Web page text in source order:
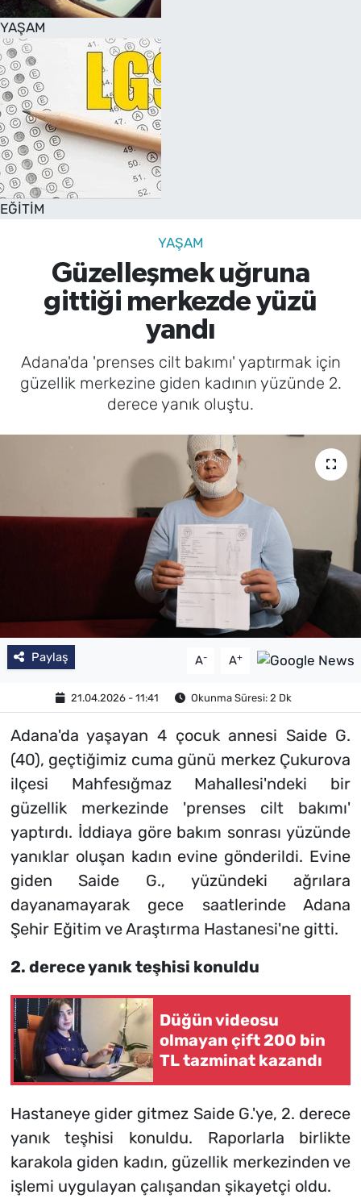
YAŞAM
EĞİTİM
YAŞAM
Güzelleşmek uğruna
gittiği merkezde yüzü
yandı
Adana'da 'prenses cilt bakımı' yaptırmak için
güzellik merkezine giden kadının yüzünde 2.
derece yanık oluştu.
Paylaş A- A+
21.04.2026 - 11:41 Okunma Süresi: 2 Dk
Adana'da yaşayan 4 çocuk annesi Saide G.
(40), geçtiğimiz cuma günü merkez Çukurova
ilçesi Mahfesığmaz Mahallesi'ndeki bir
güzellik merkezinde 'prenses cilt bakımı'
yaptırdı. İddiaya göre bakım sonrası yüzünde
yanıklar oluşan kadın evine gönderildi. Evine
giden Saide G., yüzündeki ağrılara
dayanamayarak gece saatlerinde Adana
Şehir Eğitim ve Araştırma Hastanesi'ne gitti.
2. derece yanık teşhisi konuldu
Düğün videosu
olmayan çift 200 bin
TL tazminat kazandı
Hastaneye gider gitmez Saide G.'ye, 2. derece
yanık teşhisi konuldu. Raporlarla birlikte
karakola giden kadın, güzellik merkezinden ve
işlemi uygulayan çalışandan şikayetçi oldu.